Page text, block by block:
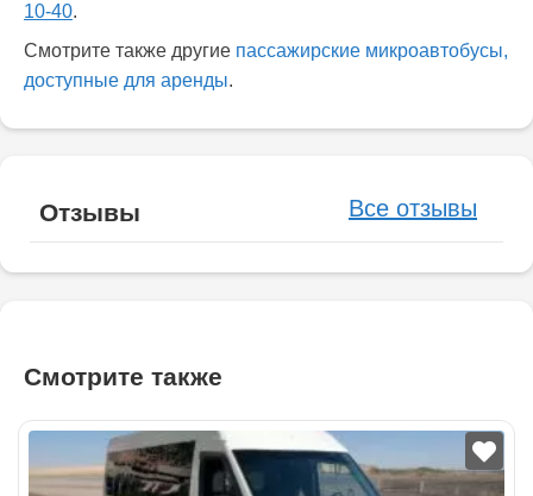
10-40.
Смотрите также другие пассажирские микроавтобусы,
доступные для аренды.
Отзывы Все отзывы
Смотрите также